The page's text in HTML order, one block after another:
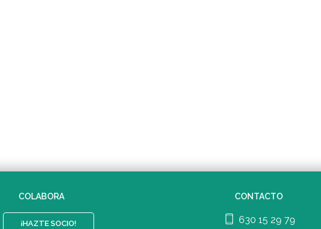
COLABORA
¡HAZTE SOCIO!
CONTACTO
630 15 29 79